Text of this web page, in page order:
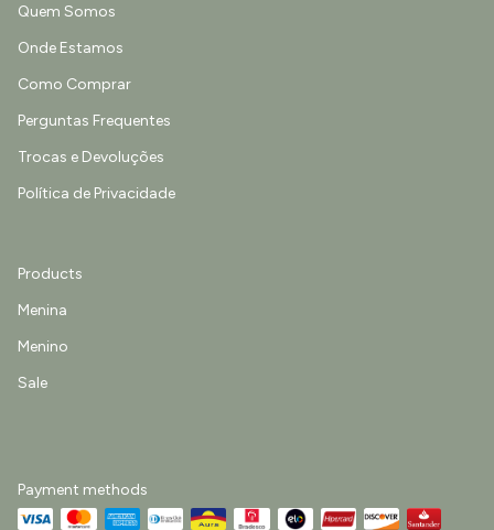
Quem Somos
Onde Estamos
Como Comprar
Perguntas Frequentes
Trocas e Devoluções
Política de Privacidade
Products
Menina
Menino
Sale
Payment methods